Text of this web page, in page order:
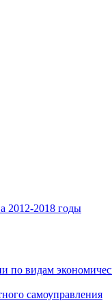
2012-2018 годы
видам
самоуправления